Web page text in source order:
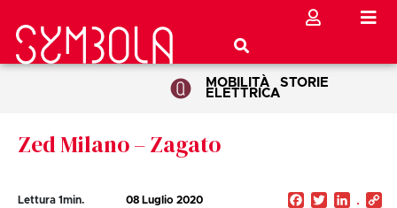
MOBILITÀ
ELETTRICA
STORIE
Zed Milano – Zagato
Lettura 1min. 08 Luglio 2020 Facebook
Twitter